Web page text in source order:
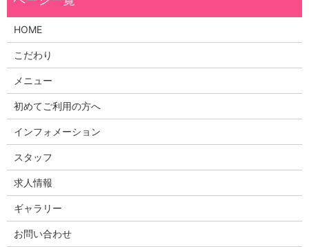
HOME
こだわり
メニュー
初めてご利用の方へ
インフォメーション
スタッフ
求人情報
ギャラリー
お問い合わせ